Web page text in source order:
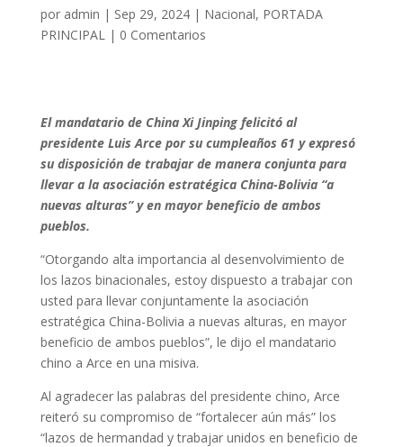
por admin | Sep 29, 2024| Nacional, PORTADA
PRINCIPAL| 0 Comentarios
El mandatario de China Xi Jinping felicitó al
presidente Luis Arce por su cumpleaños 61 y expresó
su disposición de trabajar de manera conjunta para
llevar a la asociación estratégica China-Bolivia “a
nuevas alturas” y en mayor beneficio de ambos
pueblos.
“Otorgando alta importancia al desenvolvimiento de
los lazos binacionales, estoy dispuesto a trabajar con
usted para llevar conjuntamente la asociación
estratégica China-Bolivia a nuevas alturas, en mayor
beneficio de ambos pueblos”, le dijo el mandatario
chino a Arce en una misiva.
Al agradecer las palabras del presidente chino, Arce
reiteró su compromiso de “fortalecer aún más” los
“lazos de hermandad y trabajar unidos en beneficio de